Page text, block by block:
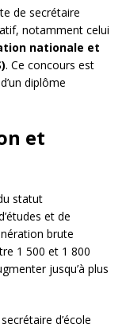
de secrétaire
notamment celui
nationale et
. Ce concours est
diplôme
et
statut
et de
brute
1 500 et 1 800
jusqu’à plus
d’école